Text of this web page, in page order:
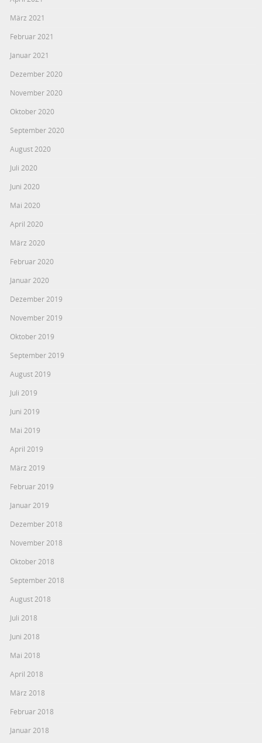
März 2021
Februar 2021
Januar 2021
Dezember 2020
November 2020
Oktober 2020
September 2020
August 2020
Juli 2020
Juni 2020
Mai 2020
April 2020
März 2020
Februar 2020
Januar 2020
Dezember 2019
November 2019
Oktober 2019
September 2019
August 2019
Juli 2019
Juni 2019
Mai 2019
April 2019
März 2019
Februar 2019
Januar 2019
Dezember 2018
November 2018
Oktober 2018
September 2018
August 2018
Juli 2018
Juni 2018
Mai 2018
April 2018
März 2018
Februar 2018
Januar 2018